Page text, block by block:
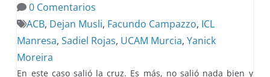
0 Comentarios
ACB, Dejan Musli, Facundo Campazzo, ICL
Manresa,Sadiel Rojas, UCAM Murcia,Yanick
Moreira
En este caso salió la cruz. Es más, no salió nada bien y